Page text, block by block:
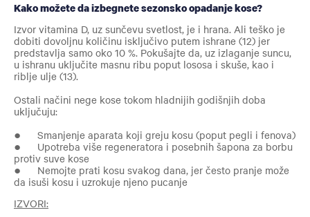
Kako možete da izbegnete sezonsko opadanje kose?
Izvor vitamina D, uz sunčevu svetlost, je i hrana. Ali teško je
dobiti dovoljnu količinu isključivo putem ishrane (12) jer
predstavlja samo oko 10 %. Pokušajte da, uz izlaganje suncu,
u ishranu uključite masnu ribu poput lososa i skuše, kao i
riblje ulje (13).
Ostali načini nege kose tokom hladnijih godišnjih doba
uključuju:
● Smanjenje aparata koji greju kosu (poput pegli i fenova)
● Upotreba više regeneratora i posebnih šapona za borbu
protiv suve kose
● Nemojte prati kosu svakog dana, jer često pranje može
da isuši kosu i uzrokuje njeno pucanje
IZVORI: